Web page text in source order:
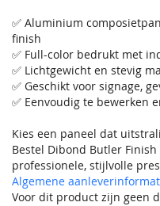
✅ Aluminium
finish
✅ Full-color bedrukt met
✅ Lichtgewicht en stevig
✅ Geschikt voor signage,
✅ Eenvoudig te bewerken
Kies een paneel dat
Bestel Dibond Butler
professionele, stijlvolle
Algemene
Voor dit product zijn geen